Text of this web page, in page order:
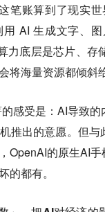
笔账算到了现实
AI 生成文字、
力底层是芯片、存
将海量资源都倾斜
感受是：AI导致
推出的意愿。但
OpenAI的原生AI手
的都有。